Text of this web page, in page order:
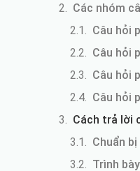
Các nhóm
Câu hỏi
Câu hỏi
Câu hỏi
Câu hỏi
Cách trả lời
Chuẩn
Trình